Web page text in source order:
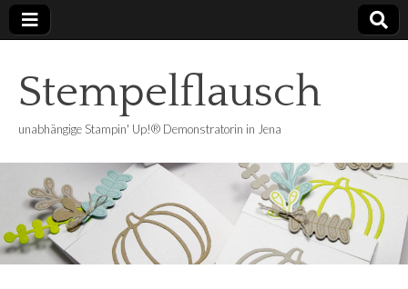
Stempelflausch
unabhängige Stampin' Up!® Demonstratorin in Jena